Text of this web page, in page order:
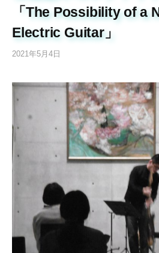
「The Possibility of a
Electric Guitar」
2021年5月4日